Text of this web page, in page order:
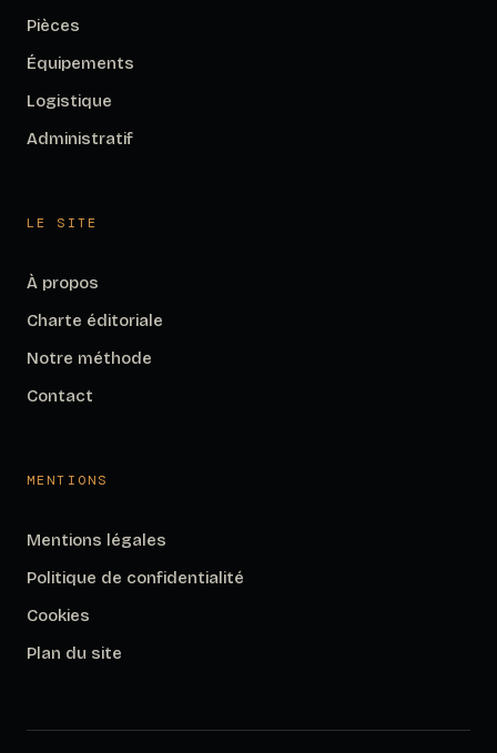
Pièces
Équipements
Logistique
Administratif
LE SITE
À propos
Charte éditoriale
Notre méthode
Contact
MENTIONS
Mentions légales
Politique de confidentialité
Cookies
Plan du site